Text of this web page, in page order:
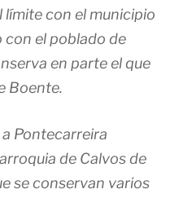
límite con el municipio
el poblado de
en parte el que
Boente.
Pontecarreira
de Calvos de
se conservan varios